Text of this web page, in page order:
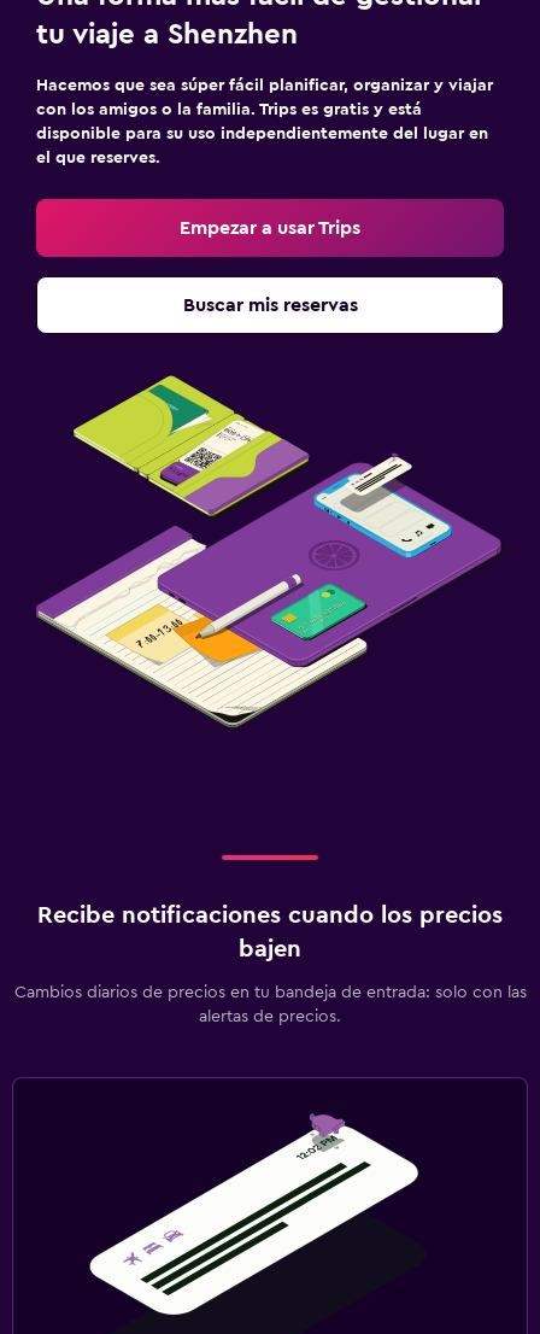
tu viaje a Shenzhen
Hacemos que sea súper fácil planificar, organizar y viajar
con los amigos o la familia. Trips es gratis y está
disponible para su uso independientemente del lugar en
el que reserves.
Empezar a usar Trips
Buscar mis reservas
Recibe notificaciones cuando los precios
bajen
Cambios diarios de precios en tu bandeja de entrada: solo con las
alertas de precios.